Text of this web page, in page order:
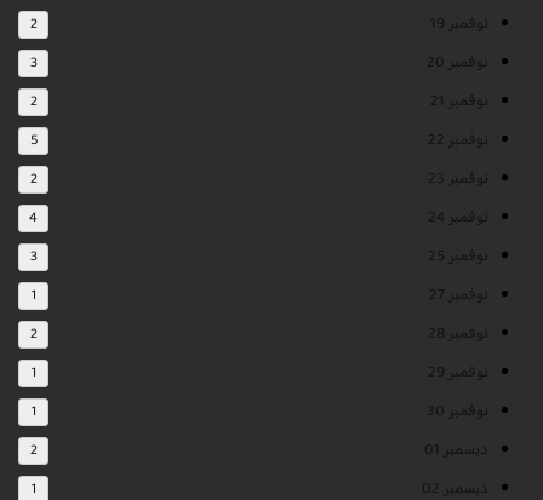
نوفمبر 19 2
نوفمبر 20 3
نوفمبر 21 2
نوفمبر 22 5
نوفمبر 23 2
نوفمبر 24 4
نوفمبر 25 3
نوفمبر 27 1
نوفمبر 28 2
نوفمبر 29 1
نوفمبر 30 1
ديسمبر 01 2
ديسمبر 02 1